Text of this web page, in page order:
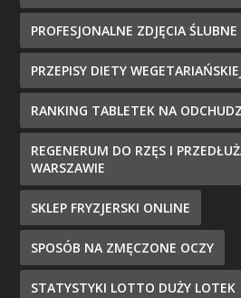
PROFESJONALNE ZDJĘCIA
PRZEPISY DIETY
RANKING TABLETEK NA
REGENERUM DO RZĘS I
WARSZAWIE
SKLEP FRYZJERSKI ONLINE
SPOSÓB NA ZMĘCZONE OCZY
STATYSTYKI LOTTO DUŻY LOTEK